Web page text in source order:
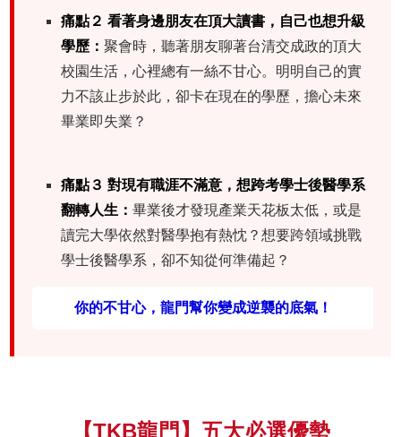
痛點２ 看著身邊朋友在頂大讀書，自己也想升級
學歷：聚會時，聽著朋友聊著台清交成政的頂大
校園生活，心裡總有一絲不甘心。明明自己的實
力不該止步於此，卻卡在現在的學歷，擔心未來
畢業即失業？
痛點３ 對現有職涯不滿意，想跨考學士後醫學系
翻轉人生：畢業後才發現產業天花板太低，或是
讀完大學依然對醫學抱有熱忱？想要跨領域挑戰
學士後醫學系，卻不知從何準備起？
你的不甘心，龍門幫你變成逆襲的底氣！
【TKB龍門】五大必選優勢